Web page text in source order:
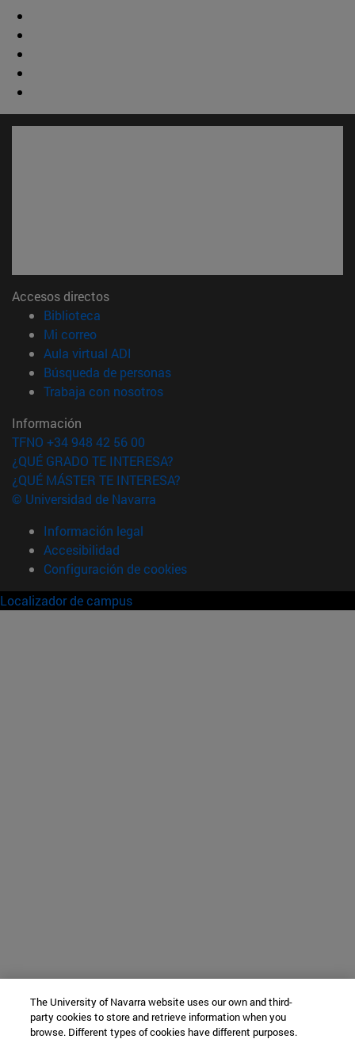
Accesos directos
Biblioteca
Mi correo(abre en nueva ventana)
Aula virtual ADI
Búsqueda de personas(abre en nueva ventana)
Trabaja con nosotros(abre en nueva ventana)
Información
TFNO +34 948 42 56 00
¿QUÉ GRADO TE INTERESA?
¿QUÉ MÁSTER TE INTERESA?
© Universidad de Navarra
Información legal
Accesibilidad
Configuración de cookies
Localizador de campus
The University of Navarra website uses our own and third-
party cookies to store and retrieve information when you
browse. Different types of cookies have different purposes.